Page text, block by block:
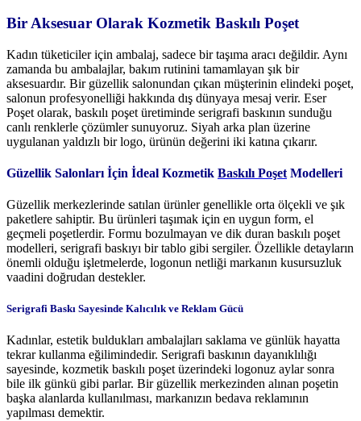
Bir Aksesuar Olarak Kozmetik Baskılı Poşet
Kadın tüketiciler için ambalaj, sadece bir taşıma aracı değildir. Aynı
zamanda bu ambalajlar, bakım rutinini tamamlayan şık bir
aksesuardır. Bir güzellik salonundan çıkan müşterinin elindeki poşet,
salonun profesyonelliği hakkında dış dünyaya mesaj verir. Eser
Poşet olarak, baskılı poşet üretiminde serigrafi baskının sunduğu
canlı renklerle çözümler sunuyoruz. Siyah arka plan üzerine
uygulanan yaldızlı bir logo, ürünün değerini iki katına çıkarır.
Güzellik Salonları İçin İdeal Kozmetik Baskılı Poşet Modelleri
Güzellik merkezlerinde satılan ürünler genellikle orta ölçekli ve şık
paketlere sahiptir. Bu ürünleri taşımak için en uygun form, el
geçmeli poşetlerdir. Formu bozulmayan ve dik duran baskılı poşet
modelleri, serigrafi baskıyı bir tablo gibi sergiler. Özellikle detayların
önemli olduğu işletmelerde, logonun netliği markanın kusursuzluk
vaadini doğrudan destekler.
Serigrafi Baskı Sayesinde Kalıcılık ve Reklam Gücü
Kadınlar, estetik buldukları ambalajları saklama ve günlük hayatta
tekrar kullanma eğilimindedir. Serigrafi baskının dayanıklılığı
sayesinde, kozmetik baskılı poşet üzerindeki logonuz aylar sonra
bile ilk günkü gibi parlar. Bir güzellik merkezinden alınan poşetin
başka alanlarda kullanılması, markanızın bedava reklamının
yapılması demektir.